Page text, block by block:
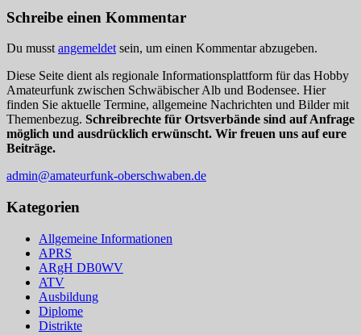
Schreibe einen Kommentar
Du musst angemeldet sein, um einen Kommentar abzugeben.
Diese Seite dient als regionale Informationsplattform für das Hobby
Amateurfunk zwischen Schwäbischer Alb und Bodensee. Hier
finden Sie aktuelle Termine, allgemeine Nachrichten und Bilder mit
Themenbezug. Schreibrechte für Ortsverbände sind auf Anfrage
möglich und ausdrücklich erwünscht. Wir freuen uns auf eure
Beiträge.
admin@amateurfunk-oberschwaben.de
Kategorien
Allgemeine Informationen
APRS
ARgH DB0WV
ATV
Ausbildung
Diplome
Distrikte